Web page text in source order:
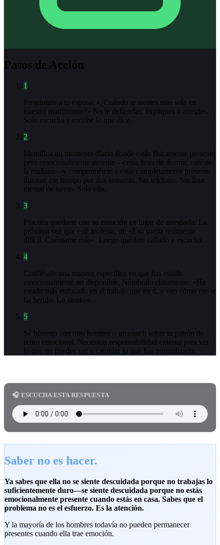
Pasos de Acción
1
Pregúntale a tu esposa: «¿Cuándo te sientes más sola en
nuestro matrimonio?» No te defiendas, expliques o arregles.
Solo escucha y escribe lo que dice.
2
Identifica un momento diario donde estás físicamente presente
pero emocionalmente ausente—cena, hora de dormir, café de
la mañana—y comprométete a estar completamente presente
durante ese tiempo por dos semanas. Sin teléfono. Sin lista
mental de tareas. Solo ella.
3
Practica quedarte con su emoción en lugar de arreglarla. La
próxima vez que esté molesta, di: «Eso suena realmente
difícil. Cuéntame más». Luego quédate callado y escucha.
4
Confiésale una manera específica en que has estado
emocionalmente no disponible. Nómbralo claramente. «He
estado más enfocado en el trabajo que en ti, y veo cómo eso te
ha herido. Lo siento».
5
Sé honesto con otro hombre o un coach sobre tu patrón de
retiro emocional. Necesitas responsabilidad externa para ver
lo que no puedes ver y cambiar lo que has normalizado.
🎧 ESCUCHA ESTA RESPUESTA
Saber no es hacer.
Ya sabes que ella no se siente descuidada porque no trabajas lo
suficientemente duro—se siente descuidada porque no estás
emocionalmente presente cuando estás en casa. Sabes que el
problema no es el esfuerzo. Es la atención.
Y la mayoría de los hombres todavía no pueden permanecer
presentes cuando ella trae emoción.